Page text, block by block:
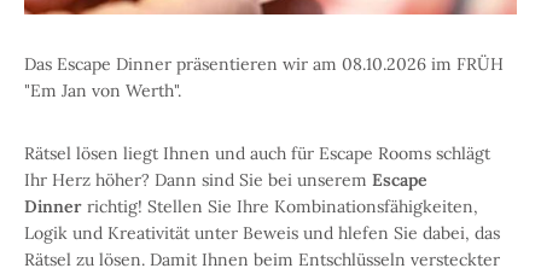
Das Escape Dinner präsentieren wir am 08.10.2026 im FRÜH
"Em Jan von Werth".
Rätsel lösen liegt Ihnen und auch für Escape Rooms schlägt
Ihr Herz höher? Dann sind Sie bei unserem Escape
Dinner richtig! Stellen Sie Ihre Kombinationsfähigkeiten,
Logik und Kreativität unter Beweis und hlefen Sie dabei, das
Rätsel zu lösen. Damit Ihnen beim Entschlüsseln versteckter